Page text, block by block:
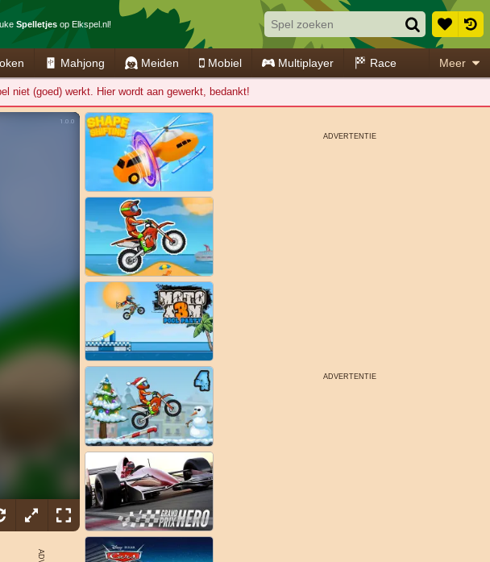
Spelletjes op Elkspel.nl!
Mahjong Meiden Mobiel Multiplayer Race Meer
niet (goed) werkt. Hier wordt aan gewerkt, bedankt!